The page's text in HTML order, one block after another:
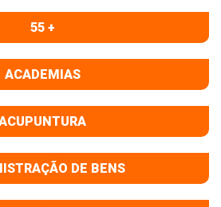
55 +
ACADEMIAS
DE BENS